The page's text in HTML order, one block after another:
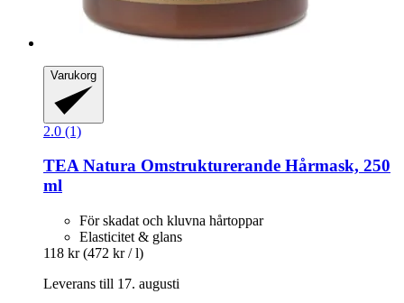
Varukorg
2.0 (1)
TEA Natura Omstrukturerande Hårmask, 250
ml
För skadat och kluvna hårtoppar
Elasticitet & glans
118 kr (472 kr / l)
Leverans till 17. augusti